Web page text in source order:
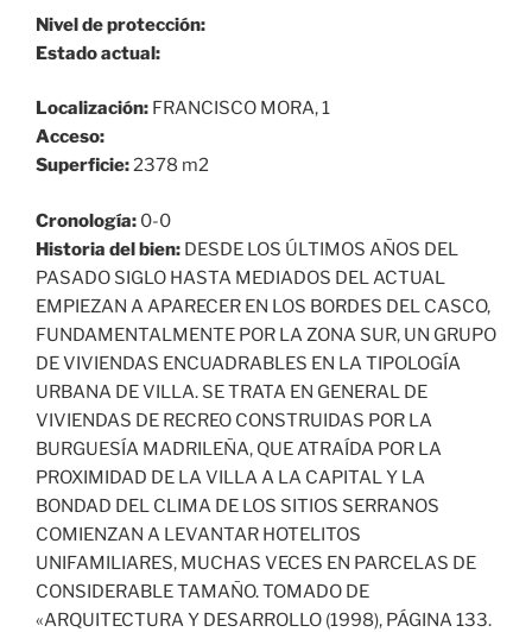
Nivel de protección:
Estado actual:
Localización: FRANCISCO MORA, 1
Acceso:
Superficie:2378 m2
Cronología: 0-0
Historia del bien: DESDE LOS ÚLTIMOS AÑOS DEL
PASADO SIGLO HASTA MEDIADOS DEL ACTUAL
EMPIEZAN A APARECER EN LOS BORDES DEL CASCO,
FUNDAMENTALMENTE POR LA ZONA SUR, UN GRUPO
DE VIVIENDAS ENCUADRABLES EN LA TIPOLOGÍA
URBANA DE VILLA. SE TRATA EN GENERAL DE
VIVIENDAS DE RECREO CONSTRUIDAS POR LA
BURGUESÍA MADRILEÑA, QUE ATRAÍDA POR LA
PROXIMIDAD DE LA VILLA A LA CAPITAL Y LA
BONDAD DEL CLIMA DE LOS SITIOS SERRANOS
COMIENZAN A LEVANTAR HOTELITOS
UNIFAMILIARES, MUCHAS VECES EN PARCELAS DE
CONSIDERABLE TAMAÑO. TOMADO DE
«ARQUITECTURA Y DESARROLLO (1998), PÁGINA 133.